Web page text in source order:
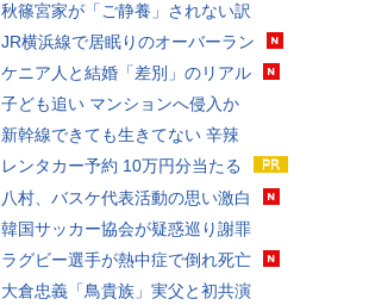
秋篠宮家が「ご静養」されない訳
JR横浜線で居眠りのオーバーラン
ケニア人と結婚「差別」のリアル
子ども追い マンションへ侵入か
新幹線できても生きてない 辛辣
レンタカー予約 10万円分当たる
八村、バスケ代表活動の思い激白
韓国サッカー協会が疑惑巡り謝罪
ラグビー選手が熱中症で倒れ死亡
大倉忠義「鳥貴族」実父と初共演